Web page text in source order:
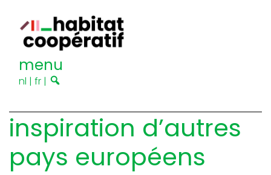
menu
nl | fr |
inspiration d’autres
pays européens